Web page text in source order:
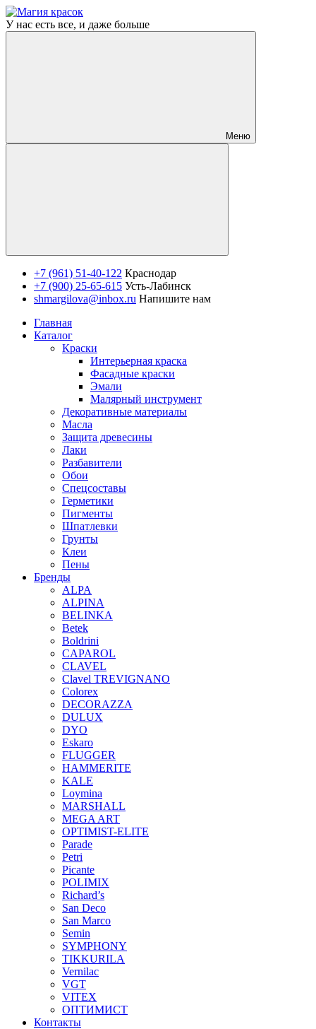
У нас есть все, и даже больше
Меню
+7 (961) 51-40-122 Краснодар
+7 (900) 25-65-615 Усть-Лабинск
shmargilova@inbox.ru Напишите нам
Главная
Каталог
Краски
Интерьерная краска
Фасадные краски
Эмали
Малярный инструмент
Декоративные материалы
Масла
Защита древесины
Лаки
Разбавители
Обои
Спецсоставы
Герметики
Пигменты
Шпатлевки
Грунты
Клеи
Пены
Бренды
ALPA
ALPINA
BELINKA
Betek
Boldrini
CAPAROL
CLAVEL
Clavel TREVIGNANO
Colorex
DECORAZZA
DULUX
DYO
Eskaro
FLUGGER
HAMMERITE
KALE
Loymina
MARSHALL
MEGA ART
OPTIMIST-ELITE
Parade
Petri
Picante
POLIMIX
Richard’s
San Deco
San Marco
Semin
SYMPHONY
TIKKURILA
Vernilac
VGT
VITEX
ОПТИМИСТ
Контакты